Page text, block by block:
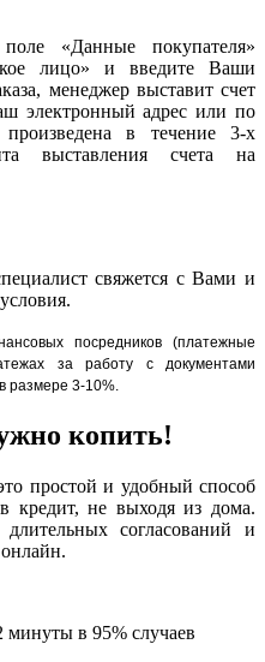
«Данные покупателя»
лицо» и введите Ваши
менеджер выставит счет
электронный адрес или по
в течение 3-х
выставления счета на
свяжется с Вами и
посредников (платежные
за работу с документами
размере 3-10%.
копить!
простой и удобный способ
кредит, не выходя из дома.
согласований и
минуты в 95% случаев